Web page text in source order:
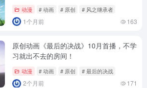
动漫 # 动画 # 原创 # 风之继承者
1个月前 163
原创动画《最后的决战》10月首播，不学
习就出不去的房间！
动漫 # 动画 # 原创 # 最后的决战
2个月前 171